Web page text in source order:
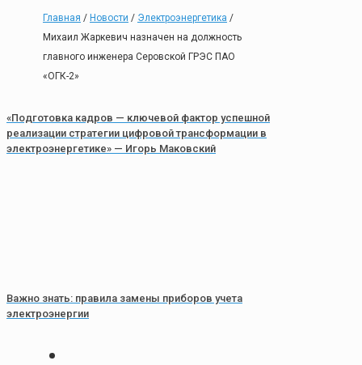
Главная / Новости / Электроэнергетика /
Михаил Жаркевич назначен на должность
главного инженера Серовской ГРЭС ПАО
«ОГК-2»
«Подготовка кадров — ключевой фактор успешной
реализации стратегии цифровой трансформации в
электроэнергетике» — Игорь Маковский
Важно знать: правила замены приборов учета
электроэнергии